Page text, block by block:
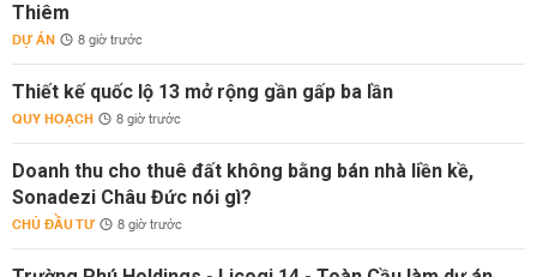
Thiêm
DỰ ÁN 8 giờ trước
Thiết kế quốc lộ 13 mở rộng gần gấp ba lần
QUY HOẠCH 8 giờ trước
Doanh thu cho thuê đất không bằng bán nhà liền kề,
Sonadezi Châu Đức nói gì?
CHỦ ĐẦU TƯ 8 giờ trước